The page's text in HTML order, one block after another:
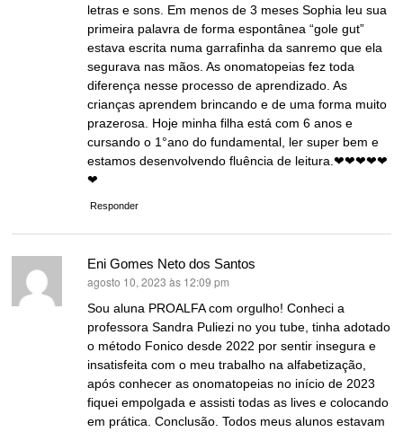
letras e sons. Em menos de 3 meses Sophia leu sua
primeira palavra de forma espontânea “gole gut”
estava escrita numa garrafinha da sanremo que ela
segurava nas mãos. As onomatopeias fez toda
diferença nesse processo de aprendizado. As
crianças aprendem brincando e de uma forma muito
prazerosa. Hoje minha filha está com 6 anos e
cursando o 1°ano do fundamental, ler super bem e
estamos desenvolvendo fluência de leitura.❤❤❤❤❤
❤
Responder
Eni Gomes Neto dos Santos
disse:
agosto 10, 2023 às 12:09 pm
Sou aluna PROALFA com orgulho! Conheci a
professora Sandra Puliezi no you tube, tinha adotado
o método Fonico desde 2022 por sentir insegura e
insatisfeita com o meu trabalho na alfabetização,
após conhecer as onomatopeias no início de 2023
fiquei empolgada e assisti todas as lives e colocando
em prática. Conclusão. Todos meus alunos estavam